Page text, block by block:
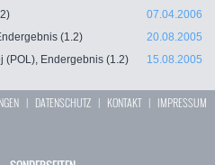
07.04.2006
(1.2)
20.08.2005
(POL), Endergebnis (1.2)
15.08.2005
| DATENSCHUTZ | KONTAKT| IMPRESSUM